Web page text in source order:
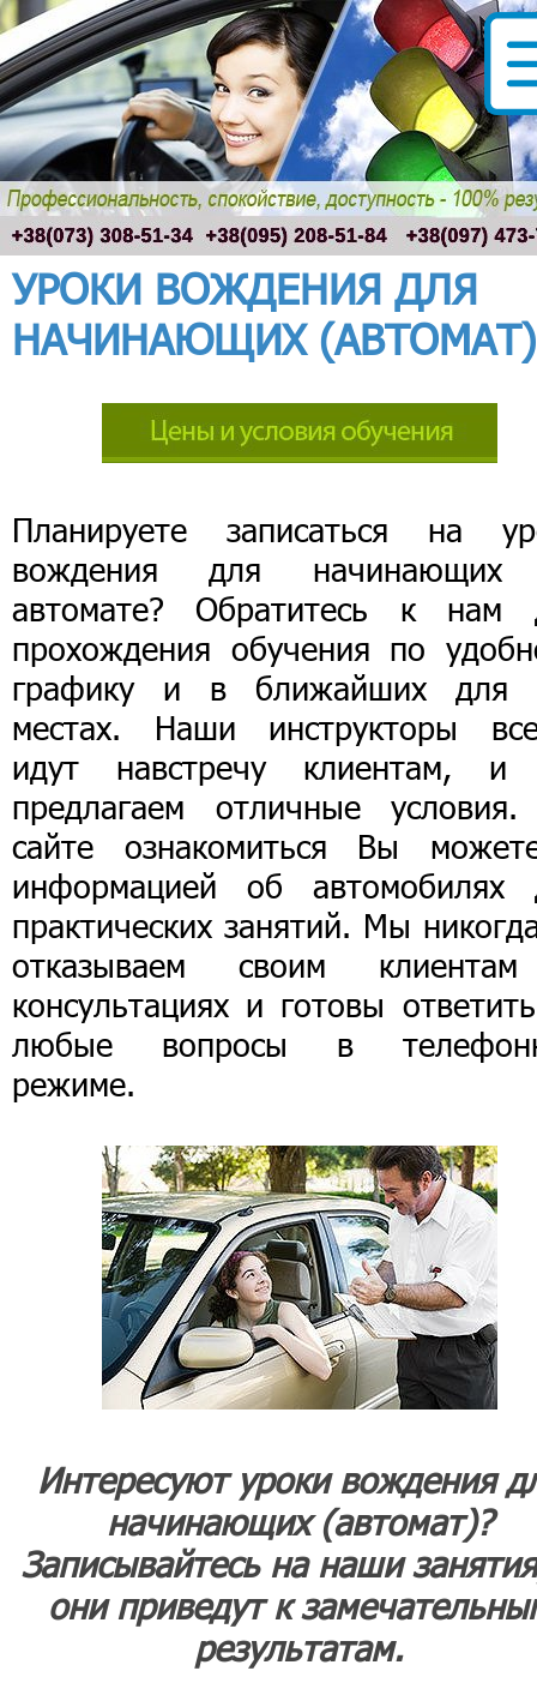
УРОКИ ВОЖДЕНИЯ ДЛЯ
НАЧИНАЮЩИХ (АВТОМАТ)
Планируете записаться на
вождения для начинающих
автомате? Обратитесь к нам
прохождения обучения по
графику и в ближайших для
местах. Наши инструкторы
идут навстречу клиентам,
предлагаем отличные
сайте ознакомиться Вы
информацией об автомобилях
практических занятий. Мы
отказываем своим
консультациях и готовы
любые вопросы в
режиме.
Интересуют уроки вождения
начинающих (автомат)?
Записывайтесь на наши
они приведут к
результатам.